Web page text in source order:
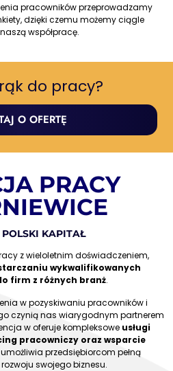
pracowników przeprowadzamy
dzięki czemu możemy ciągle
współpracę.
do pracy?
O OFERTĘ
PRACY
POLSKI KAPITAŁ
z wieloletnim doświadczeniem,
wykwalifikowanych
firm z różnych branż.
w pozyskiwaniu pracowników i
czynią nas wiarygodnym partnerem
w oferuje kompleksowe usługi
pracowniczy oraz wsparcie
przedsiębiorcom pełną
swojego biznesu.